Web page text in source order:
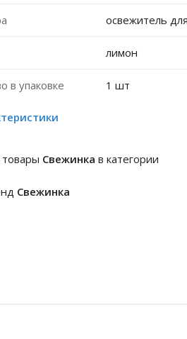
освежитель
лимон
в упаковке 1 шт
товары Свежинка в категории
Свежинка